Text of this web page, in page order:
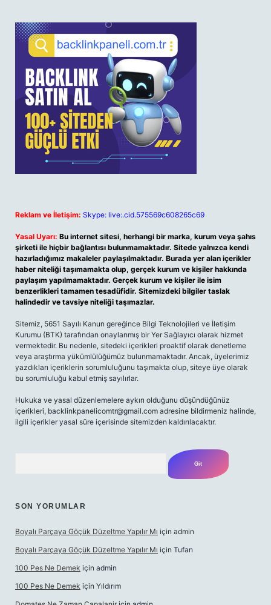
Reklam ve İletişim: Skype: live:.cid.575569c608265c69
Yasal Uyarı: Bu internet sitesi, herhangi bir marka, kurum veya şahıs
şirketi ile hiçbir bağlantısı bulunmamaktadır. Sitede yalnızca kendi
hazırladığımız makaleler paylaşılmaktadır. Burada yer alan içerikler
haber niteliği taşımamakta olup, gerçek kurum ve kişiler hakkında
paylaşım yapılmamaktadır. Gerçek kurum ve kişiler ile isim
benzerlikleri tamamen tesadüfidir. Sitemizdeki bilgiler taslak
halindedir ve tavsiye niteliği taşımazlar.
Sitemiz, 5651 Sayılı Kanun gereğince Bilgi Teknolojileri ve İletişim
Kurumu (BTK) tarafından onaylanmış bir Yer Sağlayıcı olarak hizmet
vermektedir. Bu nedenle, sitedeki içerikleri proaktif olarak denetleme
veya araştırma yükümlülüğümüz bulunmamaktadır. Ancak, üyelerimiz
yazdıkları içeriklerin sorumluluğunu taşımakta olup, siteye üye olarak
bu sorumluluğu kabul etmiş sayılırlar.
Hukuka ve yasal düzenlemelere aykırı olduğunu düşündüğünüz
içerikleri, backlinkpanelicomtr@gmail.com adresine bildirmeniz halinde,
ilgili içerikler yasal süre içerisinde sitemizden kaldırılacaktır.
SON YORUMLAR
Boyalı Parçaya Göçük Düzeltme Yapılır Mı için admin
Boyalı Parçaya Göçük Düzeltme Yapılır Mı için Tufan
100 Pes Ne Demek için admin
100 Pes Ne Demek için Yıldırım